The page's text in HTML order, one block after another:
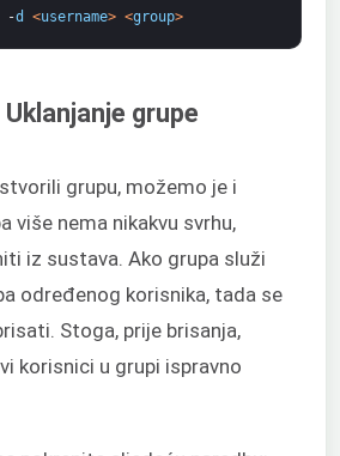
-d <username> <group>
grupe
grupu, možemo je i
više nema nikakvu svrhu,
iz sustava. Ako grupa služi
određenog korisnika, tada se
Stoga, prije brisanja,
korisnici u grupi ispravno